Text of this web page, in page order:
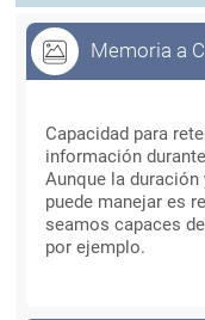
Memoria a
Capacidad para
información
Aunque la
puede manejar es
seamos capaces
por ejemplo.